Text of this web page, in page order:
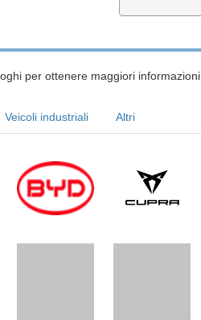
per ottenere maggiori informazioni.
Veicoli industriali Altri